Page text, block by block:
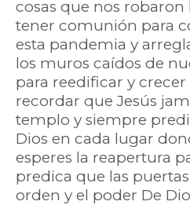
cosas que nos
tener comunión para
esta pandemia y
los muros caídos de
para reedificar y
recordar que Jesús
templo y siempre
Dios en cada lugar
esperes la reapertura
predica que las
orden y el poder De